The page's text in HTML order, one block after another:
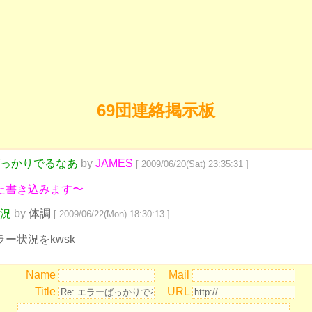
69団連絡掲示板
かりでるなあ by JAMES [ 2009/06/20(Sat) 23:35:31 ]
書き込みます〜
by 体調 [ 2009/06/22(Mon) 18:30:13 ]
ー状況をkwsk
Name
Mail
Title
URL